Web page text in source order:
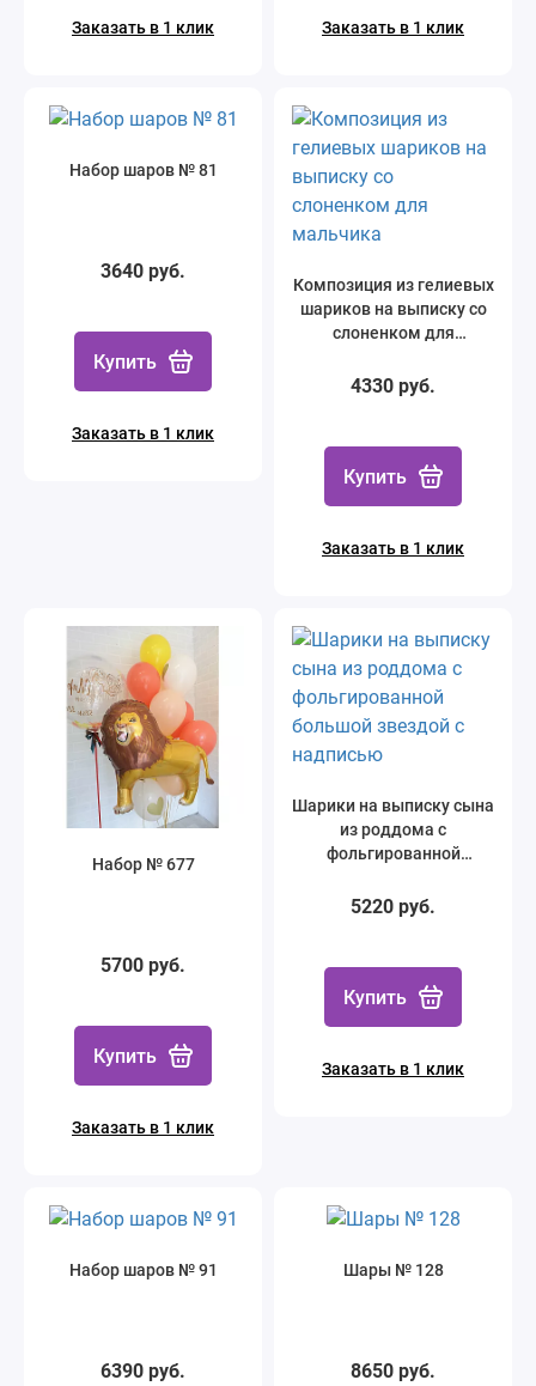
Заказать в 1 клик Заказать в 1 клик
Набор шаров № 81
3640 руб.
Купить
Заказать в 1 клик
Композиция из гелиевых
шариков на выписку со
слоненком для
4330 руб.
Купить
Заказать в 1 клик
Набор № 677
5700 руб.
Купить
Заказать в 1 клик
Шарики на выписку сына
из роддома с
фольгированной
надписью
5220 руб.
Купить
Заказать в 1 клик
Набор шаров № 91
6390 руб.
Шары № 128
8650 руб.